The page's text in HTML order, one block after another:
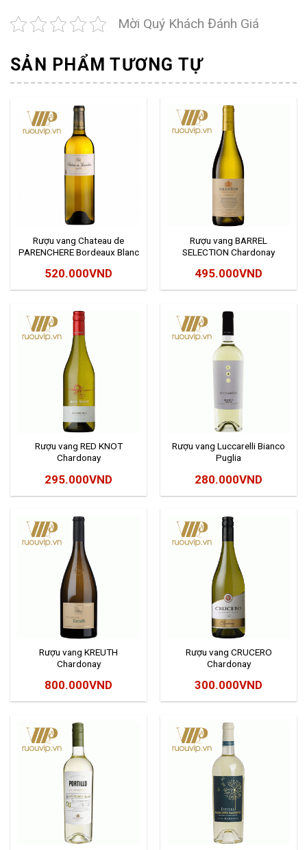
Mời Quý Khách Đánh Giá
SẢN PHẨM TƯƠNG TỰ
Rượu vang Chateau de
PARENCHERE Bordeaux Blanc
520.000VND
Rượu vang BARREL
SELECTION Chardonay
495.000VND
Rượu vang RED KNOT
Chardonay
295.000VND
Rượu vang Luccarelli Bianco
Puglia
280.000VND
Rượu vang KREUTH
Chardonay
800.000VND
Rượu vang CRUCERO
Chardonay
300.000VND